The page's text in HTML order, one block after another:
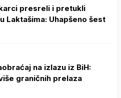
presreli i pretukli
Laktašima: Uhapšeno šest
na izlazu iz BiH:
graničnih prelaza